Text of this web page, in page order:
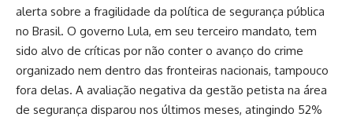
alerta sobre a fragilidade da política de segurança pública
no Brasil. O governo Lula, em seu terceiro mandato, tem
sido alvo de críticas por não conter o avanço do crime
organizado nem dentro das fronteiras nacionais, tampouco
fora delas. A avaliação negativa da gestão petista na área
de segurança disparou nos últimos meses, atingindo 52%